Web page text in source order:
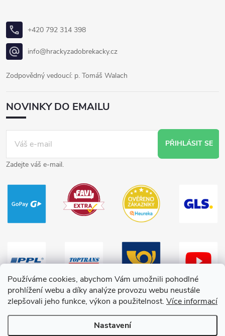
Používáme cookies, abychom Vám umožnili pohodlné
prohlížení webu a díky analýze provozu webu neustále
zlepšovali jeho funkce, výkon a použitelnost. Více informací
Nastavení
+420 792 314 398
info@hrackyzadobrekacky.cz
Zodpovědný vedoucí: p. Tomáš Walach
NOVINKY DO EMAILU
PŘIHLÁSIT SE
Zadejte váš e-mail.